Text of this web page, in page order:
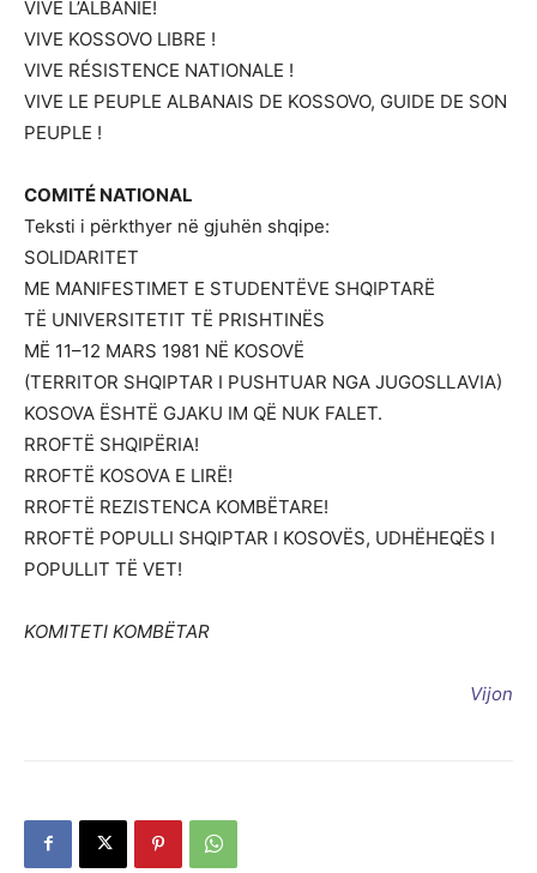
VIVE L’ALBANIE!
VIVE KOSSOVO LIBRE !
VIVE RÉSISTENCE NATIONALE !
VIVE LE PEUPLE ALBANAIS DE KOSSOVO, GUIDE DE SON
PEUPLE !
COMITÉ NATIONAL
Teksti i përkthyer në gjuhën shqipe:
SOLIDARITET
ME MANIFESTIMET E STUDENTËVE SHQIPTARË
TË UNIVERSITETIT TË PRISHTINËS
MË 11–12 MARS 1981 NË KOSOVË
(TERRITOR SHQIPTAR I PUSHTUAR NGA JUGOSLLAVIA)
KOSOVA ËSHTË GJAKU IM QË NUK FALET.
RROFTË SHQIPËRIA!
RROFTË KOSOVA E LIRË!
RROFTË REZISTENCA KOMBËTARE!
RROFTË POPULLI SHQIPTAR I KOSOVËS, UDHËHEQËS I
POPULLIT TË VET!
KOMITETI KOMBËTAR
Vijon